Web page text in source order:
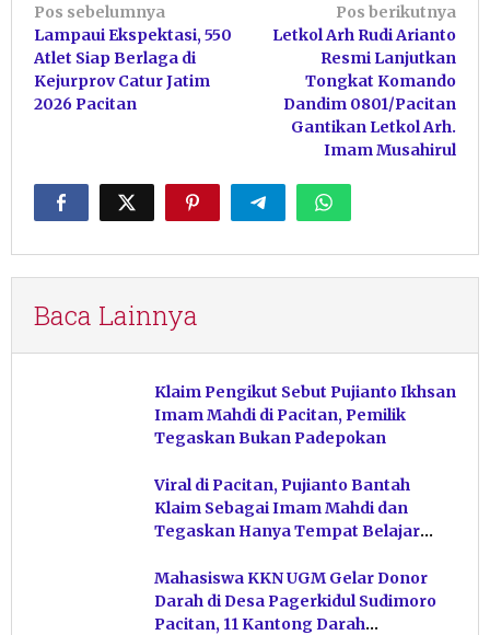
Navigasi
pos
Pos sebelumnya
Lampaui Ekspektasi, 550
Atlet Siap Berlaga di
Kejurprov Catur Jatim
2026 Pacitan
Pos berikutnya
Letkol Arh Rudi Arianto
Resmi Lanjutkan
Tongkat Komando
Dandim 0801/Pacitan
Gantikan Letkol Arh.
Imam Musahirul
Baca Lainnya
Klaim Pengikut Sebut Pujianto Ikhsan
Imam Mahdi di Pacitan, Pemilik
Tegaskan Bukan Padepokan
Viral di Pacitan, Pujianto Bantah
Klaim Sebagai Imam Mahdi dan
Tegaskan Hanya Tempat Belajar
Mahasiswa KKN UGM Gelar Donor
Darah di Desa Pagerkidul Sudimoro
Pacitan, 11 Kantong Darah